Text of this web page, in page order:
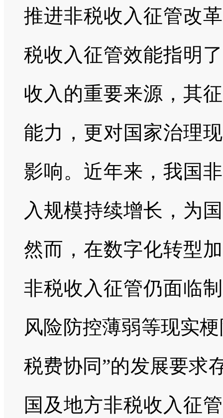
推进非税收入征管改
税收入征管效能指明
收入的重要来源，其
能力，更对国家治理
影响。近年来，我国
入规模持续增长，为
然而，在数字化转型
非税收入征管仍面临
风险防控薄弱等现实
税费协同”的发展要求
国及地方非税收入征